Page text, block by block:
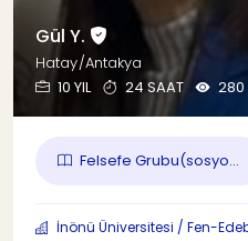
Gül Y.
Hatay/Antakya
10 YIL
24 SAAT 280
Felsefe Grubu(sosyo...
İnönü Üniversitesi / Fen-